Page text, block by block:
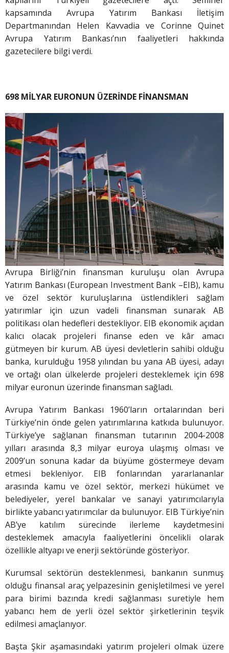
kapsamında Avrupa Yatırım Bankası İletişim
Departmanından Helen Kavvadia ve Corinne Quinet
Avrupa Yatırım Bankası’nın faaliyetleri hakkında
gazetecilere bilgi verdi.
698 MİLYAR EURONUN ÜZERİNDE FİNANSMAN
Avrupa Birliği’nin finansman kuruluşu olan Avrupa
Yatırım Bankası (European Investment Bank –EIB), kamu
ve özel sektör kuruluşlarına üstlendikleri sağlam
yatırımlar için uzun vadeli finansman sunarak AB
politikası olan hedefleri destekliyor. EIB ekonomik açıdan
kalıcı olacak projeleri finanse eden ve kâr amacı
gütmeyen bir kurum. AB üyesi devletlerin sahibi olduğu
banka, kurulduğu 1958 yılından bu yana AB üyesi, adayı
ve ortağı olan ülkelerde projeleri desteklemek için 698
milyar euronun üzerinde finansman sağladı.
Avrupa Yatırım Bankası 1960’ların ortalarından beri
Türkiye’nin önde gelen yatırımlarına katkıda bulunuyor.
Türkiye’ye sağlanan finansman tutarının 2004-2008
yılları arasında 8,3 milyar euroya ulaşmış olması ve
2009’un sonuna kadar da büyüme göstermeye devam
etmesi bekleniyor. EIB fonlarından yararlananlar
arasında kamu ve özel sektör, merkezi hükümet ve
belediyeler, yerel bankalar ve sanayi yatırımcılarıyla
birlikte yabancı yatırımcılar da bulunuyor. EIB Türkiye’nin
AB’ye katılım sürecinde ilerleme kaydetmesini
desteklemek amacıyla faaliyetlerini öncelikli olarak
özellikle altyapı ve enerji sektöründe gösteriyor.
Kurumsal sektörün desteklenmesi, bankanın sunmuş
olduğu finansal araç yelpazesinin genişletilmesi ve yerel
para birimi bazında kredi sağlanması suretiyle hem
yabancı hem de yerli özel sektör şirketlerinin teşvik
edilmesi amaçlanıyor.
Başta Şkir aşamasındaki yatırım projeleri olmak üzere